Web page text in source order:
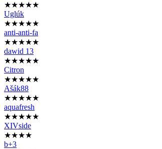
★★★★★
Uglúk
★★★★★
anti-anti-fa
★★★★★
dawid 13
★★★★★
Citron
★★★★★
Ašák88
★★★★★
aquafresh
★★★★★
XIVside
★★★★
b+3